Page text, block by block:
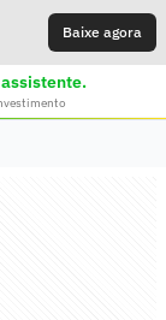
Baixe agora
assistente.